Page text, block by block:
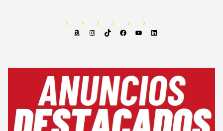
AmazonInstagram
TikTok FacebookYouTube